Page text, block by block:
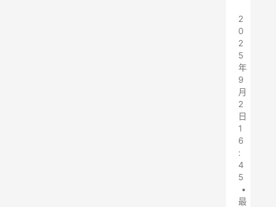
2
0
2
5
年
9
月
2
日
1
6
:
4
5
•
最